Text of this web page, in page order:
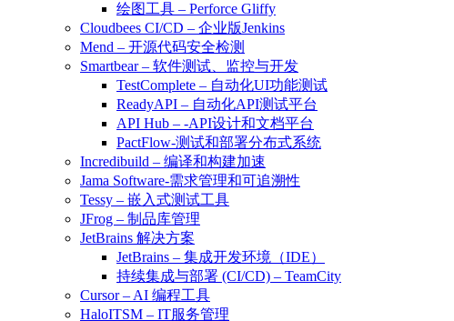
绘图工具 – Perforce Gliffy
Cloudbees CI/CD – 企业版Jenkins
Mend – 开源代码安全检测
Smartbear – 软件测试、监控与开发
TestComplete – 自动化UI功能测试
ReadyAPI – 自动化API测试平台
API Hub – -API设计和文档平台
PactFlow-测试和部署分布式系统
Incredibuild – 编译和构建加速
Jama Software-需求管理和可追溯性
Tessy – 嵌入式测试工具
JFrog – 制品库管理
JetBrains 解决方案
JetBrains – 集成开发环境（IDE）
持续集成与部署 (CI/CD) – TeamCity
Cursor – AI 编程工具
HaloITSM – IT服务管理